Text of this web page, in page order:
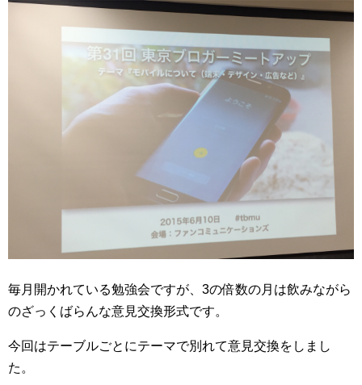
毎月開かれている勉強会ですが、3の倍数の月は飲みながら
のざっくばらんな意見交換形式です。
今回はテーブルごとにテーマで別れて意見交換をしまし
た。